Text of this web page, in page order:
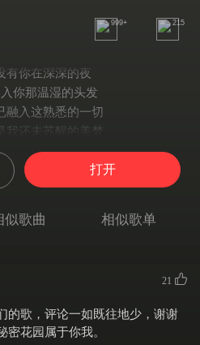
999+ 215
有你在深深的夜
你那温湿的头发
融入这熟悉的一切
我还未苏醒的美梦
没有在一起跳舞
没有让你感觉到幸福
眼里只是你的退路
是唱一首歌
唱一首歌
最伤心的歌
打开
似歌曲 相似歌单
21
的歌，评论一如既往地少，谢谢
密花园属于你我。